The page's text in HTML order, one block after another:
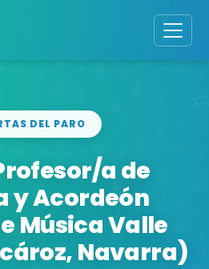
DEL PARO
a de
y Acordeón
Música Valle
Navarra)